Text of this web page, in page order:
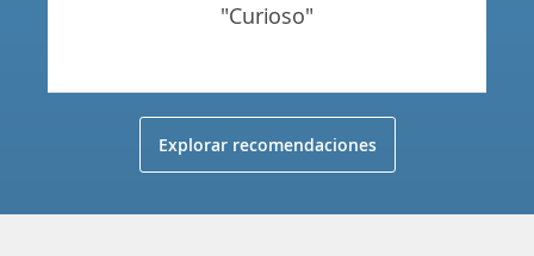
"curioso"
Explorar recomendaciones